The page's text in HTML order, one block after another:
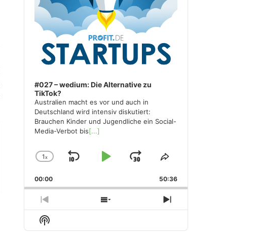
#027 – wedium: Die Alternative zu
TikTok?
Australien macht es vor und auch in
Deutschland wird intensiv diskutiert:
Brauchen Kinder und Jugendliche ein Social-
Media-Verbot bis[...]
Change
Rate
1x
Skip
PlayJump
Forward
Share
Episode
00:00 50:36
Previous
Episode
Show
Episodes
Next
Episode
Show
Podcast